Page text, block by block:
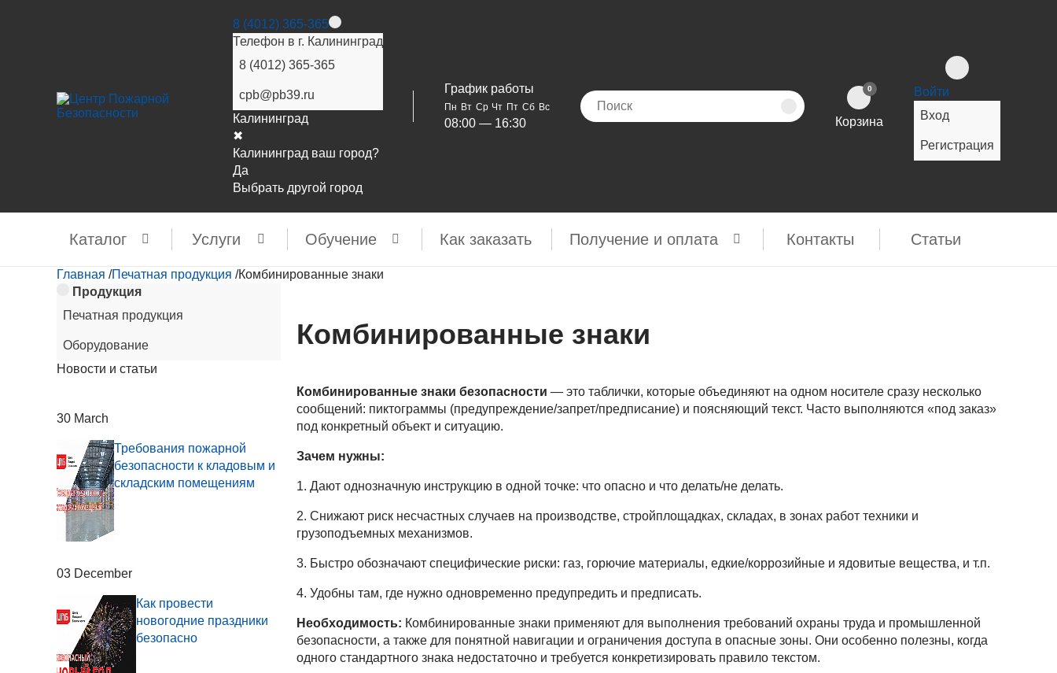
8 (4012) 365-365
Телефон в г. Калининград
8 (4012) 365-365
cpb@pb39.ru
Калининград
✖
Калининград ваш город?
Да
Выбрать другой город
График работы
Пн Вт Ср Чт Пт Сб Вс
08:00 — 16:30
0
Корзина
Войти
Вход
Регистрация
Каталог Услуги Обучение Как заказать Получение и оплата Контакты Cтатьи
Главная /Печатная продукция /Комбинированные знаки
Продукция
Печатная продукция
Оборудование
Новости и статьи
30 March
Требования пожарной
безопасности к кладовым и
складским помещениям
03 December
Как провести
новогодние праздники
безопасно
Комбинированные знаки
Комбинированные знаки безопасности — это таблички, которые объединяют на одном носителе сразу несколько
сообщений: пиктограммы (предупреждение/запрет/предписание) и поясняющий текст. Часто выполняются «под заказ»
под конкретный объект и ситуацию.
Зачем нужны:
1. Дают однозначную инструкцию в одной точке: что опасно и что делать/не делать.
2. Снижают риск несчастных случаев на производстве, стройплощадках, складах, в зонах работ техники и
грузоподъемных механизмов.
3. Быстро обозначают специфические риски: газ, горючие материалы, едкие/коррозийные и ядовитые вещества, и т.п.
4. Удобны там, где нужно одновременно предупредить и предписать.
Необходимость: Комбинированные знаки применяют для выполнения требований охраны труда и промышленной
безопасности, а также для понятной навигации и ограничения доступа в опасные зоны. Они особенно полезны, когда
одного стандартного знака недостаточно и требуется конкретизировать правило текстом.